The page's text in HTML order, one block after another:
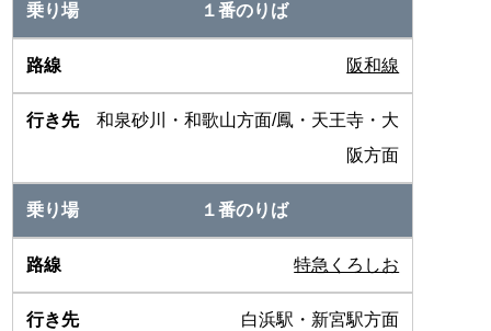
１番のりば
阪和線
和泉砂川・和歌山方面/鳳・天王寺・大
阪方面
１番のりば
特急くろしお
白浜駅・新宮駅方面